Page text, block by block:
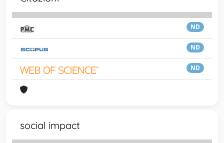
ND
ND
ND
social impact